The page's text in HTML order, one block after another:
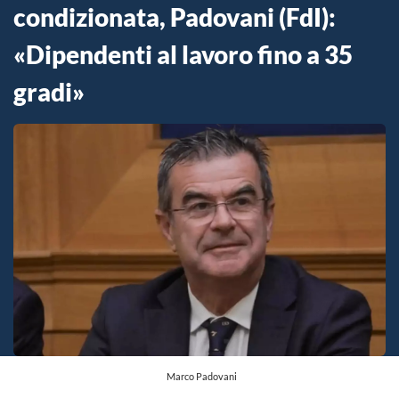
condizionata, Padovani (FdI):
«Dipendenti al lavoro fino a 35
gradi»
Marco Padovani